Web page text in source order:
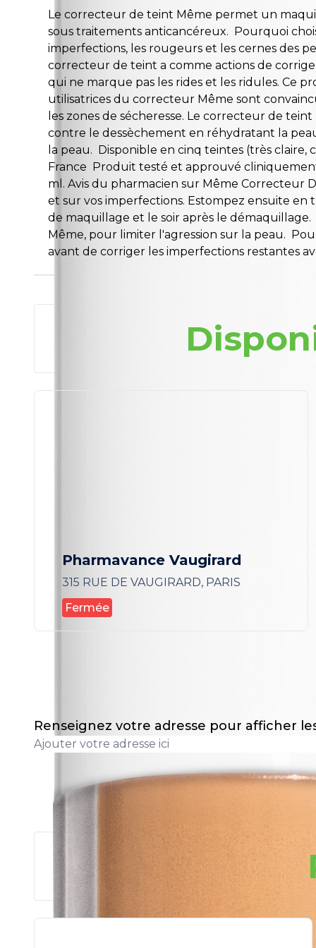
Le correcteur de teint Même permet un
sous traitements anticancéreux. Pourquoi
imperfections, les rougeurs et les cernes des
correcteur de teint a comme actions de
qui ne marque pas les rides et les ridules. Ce
utilisatrices du correcteur Même sont
les zones de sécheresse. Le correcteur de
contre le dessèchement en réhydratant la
la peau. Disponible en cinq teintes (très
France Produit testé et approuvé
ml. Avis du pharmacien sur Même Correcteur
et sur vos imperfections. Estompez ensuite
de maquillage et le soir après le
Même, pour limiter l'agression sur la peau.
avant de corriger les imperfections restantes
Pharmavance Vaugirard
315 RUE DE VAUGIRARD, PARIS
Fermée
Renseignez votre adresse pour afficher